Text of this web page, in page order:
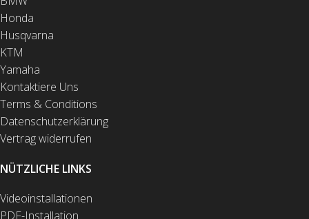
Honda
Husqvarna
KTM
Yamaha
Kontaktiere Uns
Terms & Conditions
Datenschutzerklärung
Vertrag widerrufen
NÜTZLICHE LINKS
Videoinstallationen
PDF-Installation